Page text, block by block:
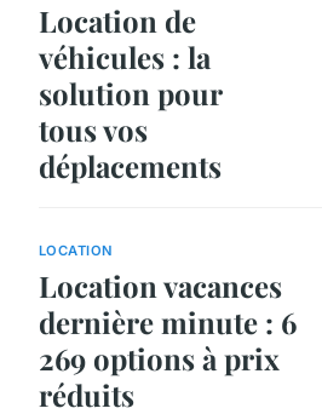
Location de
véhicules : la
solution pour
tous vos
déplacements
LOCATION
Location vacances
dernière minute : 6
269 options à prix
réduits